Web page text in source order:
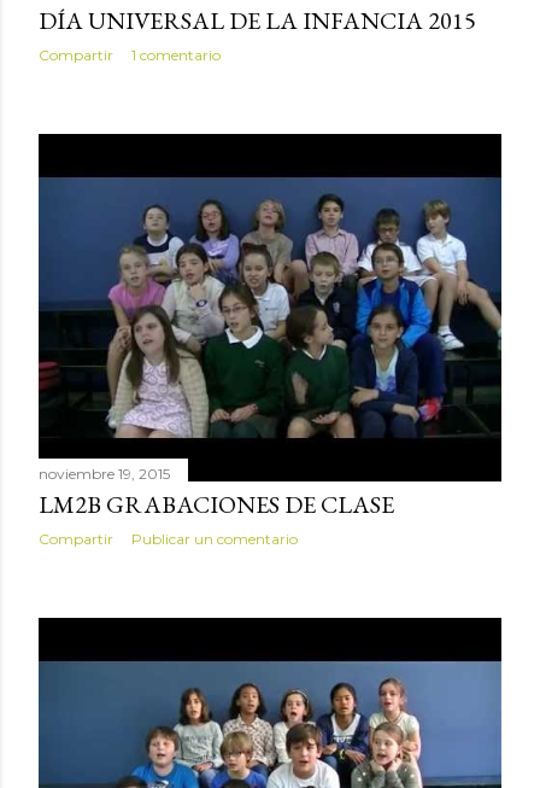
DÍA UNIVERSAL DE LA INFANCIA 2015
Compartir 1 comentario
noviembre 19, 2015
LM2B GRABACIONES DE CLASE
Compartir Publicar un comentario